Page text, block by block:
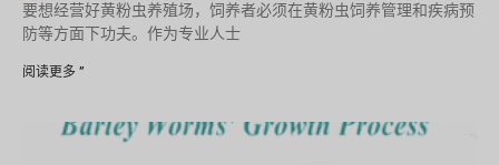
要想经营好黄粉虫养殖场，饲养者必须在黄粉虫饲养管理和疾病预
防等方面下功夫。作为专业人士
阅读更多 ”